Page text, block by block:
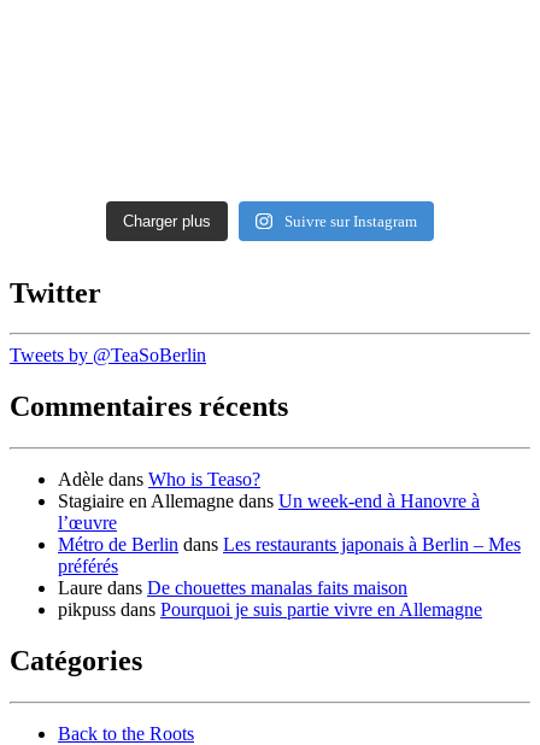
Charger plus Suivre sur Instagram
Twitter
Tweets by @TeaSoBerlin
Commentaires récents
Adèle dans Who is Teaso?
Stagiaire en Allemagne dans Un week-end à Hanovre à
l’œuvre
Métro de Berlin dans Les restaurants japonais à Berlin – Mes
préférés
Laure dans De chouettes manalas faits maison
pikpuss dans Pourquoi je suis partie vivre en Allemagne
Catégories
Back to the Roots